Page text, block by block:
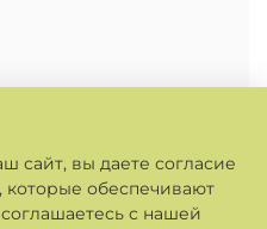
сайт, вы даете согласие
которые обеспечивают
с нашей